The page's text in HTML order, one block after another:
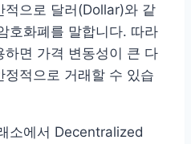
적으로 달러(Dollar)와 같
호화폐를 말합니다. 따라
하면 가격 변동성이 큰 다
적으로 거래할 수 있습
소에서 Decentralized